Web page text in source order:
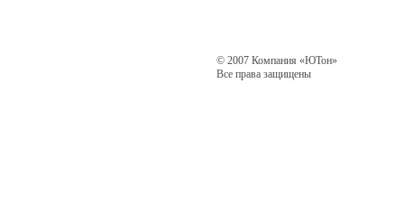
© 2007 Компания «ЮТон»
Все права защищены